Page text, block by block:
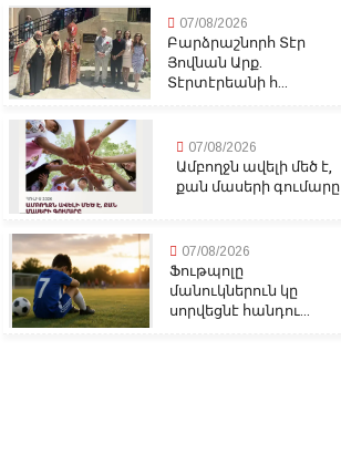
07/08/2026
Բարձրաշնորհ Տէր
Յովնան Արք.
Տէրտէրեանի հ...
07/08/2026
Ամբողջն ավելի մեծ է,
քան մասերի գումարը
07/08/2026
Ֆութպոլը
մանուկներուն կը
սորվեցնէ հանդու...